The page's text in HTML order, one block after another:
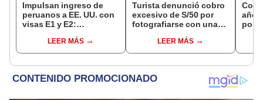
Impulsan ingreso de
peruanos a EE. UU. con
visas E1 y E2:
pymes serían los más
beneficiados
LEER MÁS
Turista denunció cobro
excesivo de S/50 por
fotografiarse con una
serenazgo recuperó el
dinero
LEER MÁS
años